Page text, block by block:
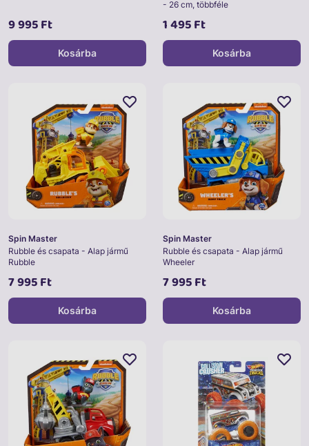
9 995 Ft
Kosárba
- 26 cm, többféle
1 495 Ft
Kosárba
Spin Master
Rubble és csapata - Alap jármű
Rubble
7 995 Ft
Kosárba
Spin Master
Rubble és csapata - Alap jármű
Wheeler
7 995 Ft
Kosárba